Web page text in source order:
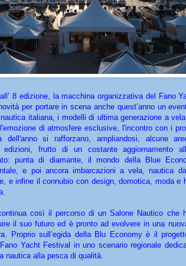
8 edizione, la macchina organizzativa del Fano
per portare in scena anche quest’anno un
italiana, i modelli di ultima generazione a
di atmosfere esclusive, l'incontro con i
si rafforzano, ampliandosi, alcune
edizioni, frutto di un costante aggiornamento
punta di diamante, il mondo della Blue
e poi ancora imbarcazioni a vela, nautica
e infine il connubio con design, domotica, moda e
così il percorso di un Salone Nautico che
il suo futuro ed è pronto ad evolvere in una
Proprio sull’egida della Blu Economy è il
Yacht Festival in uno scenario regionale
nautica alla pesca di qualità.